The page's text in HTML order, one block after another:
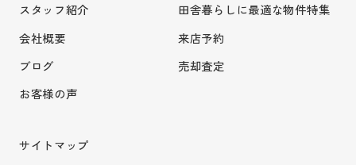
スタッフ紹介
会社概要
ブログ
お客様の声
田舎暮らしに最適な物件特集
来店予約
売却査定
サイトマップ